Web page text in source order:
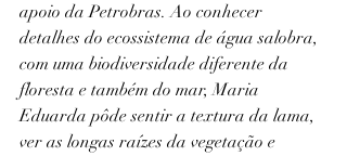
apoio da Petrobras. Ao conhecer
detalhes do ecossistema de água salobra,
com uma biodiversidade diferente da
floresta e também do mar, Maria
Eduarda pôde sentir a textura da lama,
ver as longas raízes da vegetação e